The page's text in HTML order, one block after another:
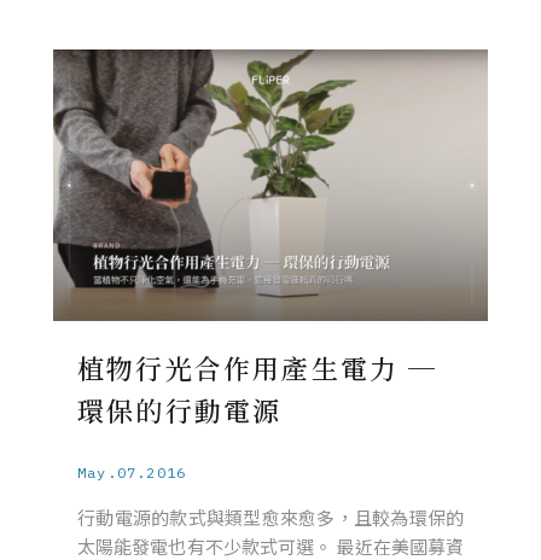
植物行光合作用產生電力 ─
環保的行動電源
May.07.2016
行動電源的款式與類型愈來愈多，且較為環保的
太陽能發電也有不少款式可選。 最近在美國募資